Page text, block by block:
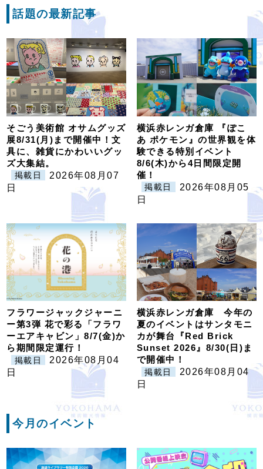
話題の最新記事
そごう美術館 オサムグッズ
展8/31(月)まで開催中！文
具に、雑貨にかわいいグッ
ズ大集結。
掲載日
2026年08月07
日
横浜赤レンガ倉庫 『ぽこ
あ ポケモン』の世界観を体
験できる特別イベント
8/6(木)から4日間限定開
催！
掲載日
2026年08月05
日
フラワージャックジャーニ
ー第3弾 花で彩る「フラワ
ーエアキャビン」8/7(金)か
ら期間限定運行！
掲載日
2026年08月04
日
横浜赤レンガ倉庫 今年の
夏のイベントはサンタモニ
カが舞台『Red Brick
Sunset 2026』8/30(日)ま
で開催中！
掲載日
2026年08月04
日
今月のイベント